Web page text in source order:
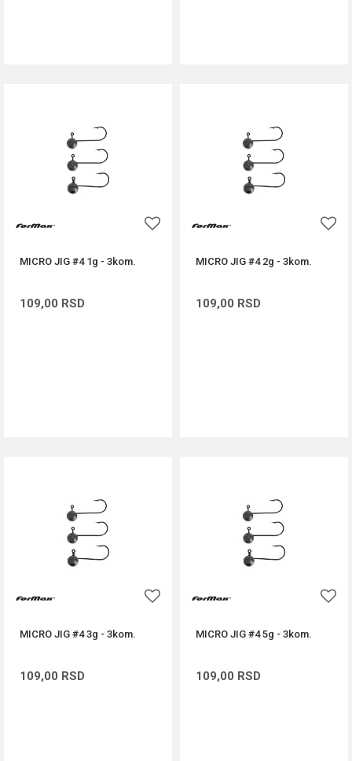
MICRO JIG #4 1g - 3kom.
109,00 RSD
MICRO JIG #4 2g - 3kom.
109,00 RSD
MICRO JIG #4 3g - 3kom.
109,00 RSD
MICRO JIG #4 5g - 3kom.
109,00 RSD